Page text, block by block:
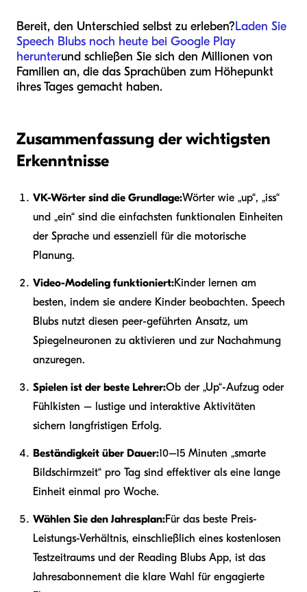
Bereit, den Unterschied selbst zu erleben?Laden Sie
Speech Blubs noch heute bei Google Play
herunterund schließen Sie sich den Millionen von
Familien an, die das Sprachüben zum Höhepunkt
ihres Tages gemacht haben.
Zusammenfassung der wichtigsten
Erkenntnisse
VK-Wörter sind die Grundlage:Wörter wie „up“, „iss“
und „ein“ sind die einfachsten funktionalen Einheiten
der Sprache und essenziell für die motorische
Planung.
Video-Modeling funktioniert:Kinder lernen am
besten, indem sie andere Kinder beobachten. Speech
Blubs nutzt diesen peer-geführten Ansatz, um
Spiegelneuronen zu aktivieren und zur Nachahmung
anzuregen.
Spielen ist der beste Lehrer:Ob der „Up“-Aufzug oder
Fühlkisten – lustige und interaktive Aktivitäten
sichern langfristigen Erfolg.
Beständigkeit über Dauer:10–15 Minuten „smarte
Bildschirmzeit“ pro Tag sind effektiver als eine lange
Einheit einmal pro Woche.
Wählen Sie den Jahresplan:Für das beste Preis-
Leistungs-Verhältnis, einschließlich eines kostenlosen
Testzeitraums und der Reading Blubs App, ist das
Jahresabonnement die klare Wahl für engagierte